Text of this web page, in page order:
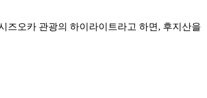
즈오카 관광의 하이라이트라고 하면, 후지산을